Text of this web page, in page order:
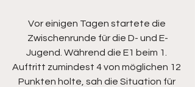
Vor einigen Tagen startete die
Zwischenrunde für die D- und E-
Jugend. Während die E1 beim 1.
Auftritt zumindest 4 von möglichen 12
Punkten holte, sah die Situation für